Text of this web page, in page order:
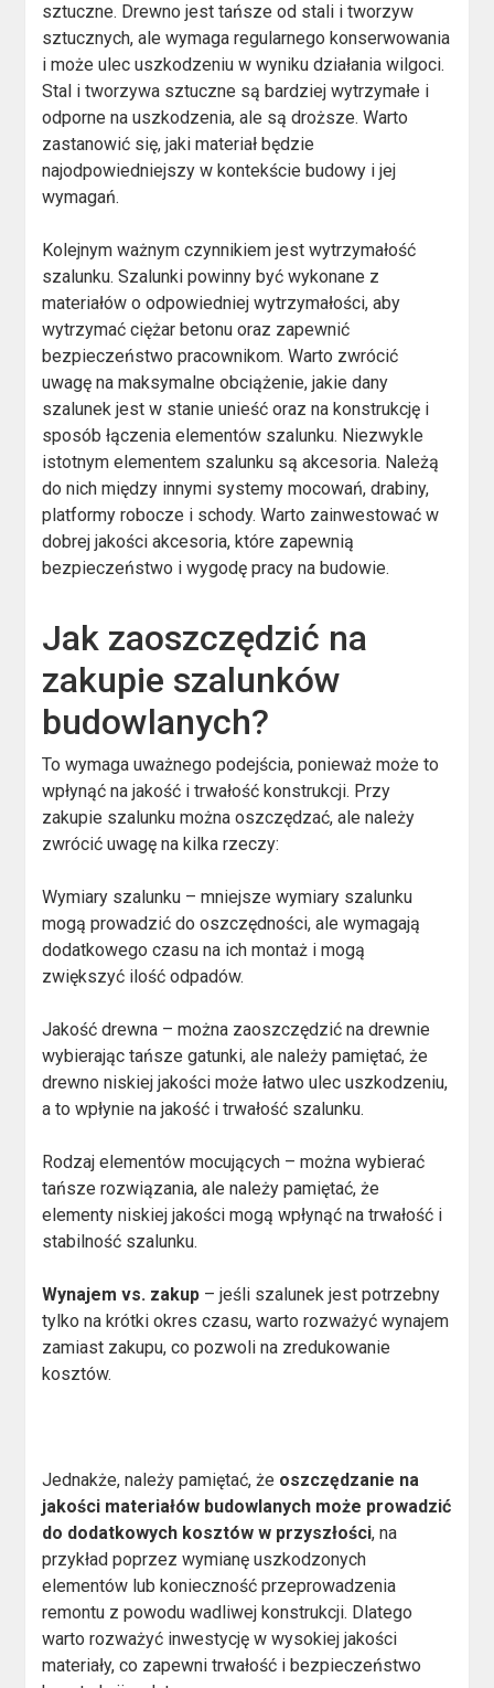
sztuczne. Drewno jest tańsze od stali i tworzyw
sztucznych, ale wymaga regularnego konserwowania
i może ulec uszkodzeniu w wyniku działania wilgoci.
Stal i tworzywa sztuczne są bardziej wytrzymałe i
odporne na uszkodzenia, ale są droższe. Warto
zastanowić się, jaki materiał będzie
najodpowiedniejszy w kontekście budowy i jej
wymagań.
Kolejnym ważnym czynnikiem jest wytrzymałość
szalunku. Szalunki powinny być wykonane z
materiałów o odpowiedniej wytrzymałości, aby
wytrzymać ciężar betonu oraz zapewnić
bezpieczeństwo pracownikom. Warto zwrócić
uwagę na maksymalne obciążenie, jakie dany
szalunek jest w stanie unieść oraz na konstrukcję i
sposób łączenia elementów szalunku. Niezwykle
istotnym elementem szalunku są akcesoria. Należą
do nich między innymi systemy mocowań, drabiny,
platformy robocze i schody. Warto zainwestować w
dobrej jakości akcesoria, które zapewnią
bezpieczeństwo i wygodę pracy na budowie.
Jak zaoszczędzić na
zakupie szalunków
budowlanych?
To wymaga uważnego podejścia, ponieważ może to
wpłynąć na jakość i trwałość konstrukcji. Przy
zakupie szalunku można oszczędzać, ale należy
zwrócić uwagę na kilka rzeczy:
Wymiary szalunku – mniejsze wymiary szalunku
mogą prowadzić do oszczędności, ale wymagają
dodatkowego czasu na ich montaż i mogą
zwiększyć ilość odpadów.
Jakość drewna – można zaoszczędzić na drewnie
wybierając tańsze gatunki, ale należy pamiętać, że
drewno niskiej jakości może łatwo ulec uszkodzeniu,
a to wpłynie na jakość i trwałość szalunku.
Rodzaj elementów mocujących – można wybierać
tańsze rozwiązania, ale należy pamiętać, że
elementy niskiej jakości mogą wpłynąć na trwałość i
stabilność szalunku.
Wynajem vs. zakup – jeśli szalunek jest potrzebny
tylko na krótki okres czasu, warto rozważyć wynajem
zamiast zakupu, co pozwoli na zredukowanie
kosztów.
Jednakże, należy pamiętać, że oszczędzanie na
jakości materiałów budowlanych może prowadzić
do dodatkowych kosztów w przyszłości, na
przykład poprzez wymianę uszkodzonych
elementów lub konieczność przeprowadzenia
remontu z powodu wadliwej konstrukcji. Dlatego
warto rozważyć inwestycję w wysokiej jakości
materiały, co zapewni trwałość i bezpieczeństwo